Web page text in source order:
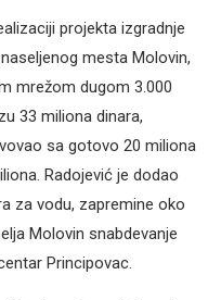
projekta izgradnje
mesta Molovin,
mrežom dugom 3.000
33 miliona dinara,
sa gotovo 20 miliona
Radojević je dodao
za vodu, zapremine oko
Molovin snabdevanje
Principovac.